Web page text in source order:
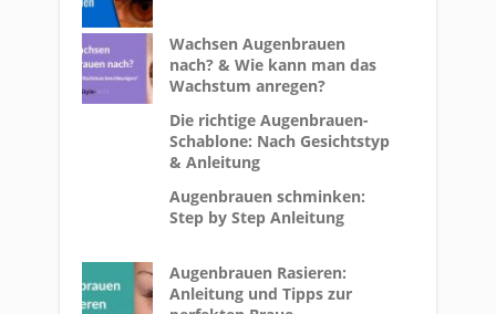
Wachsen Augenbrauen
nach? & Wie kann man das
Wachstum anregen?
Die richtige Augenbrauen-
Schablone: Nach Gesichtstyp
& Anleitung
Augenbrauen schminken:
Step by Step Anleitung
Augenbrauen Rasieren:
Anleitung und Tipps zur